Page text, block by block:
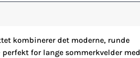
kombinerer det moderne, runde
for lange sommerkvelder med